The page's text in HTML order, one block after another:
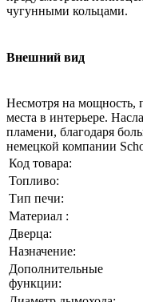
чугунными кольцами.
Внешний вид
Несмотря на мощность,
места в интерьере.
пламени, благодаря
немецкой компании
Код товара:
Топливо:
Тип печи:
Материал :
Дверца:
Назначение:
Дополнительные
функции: